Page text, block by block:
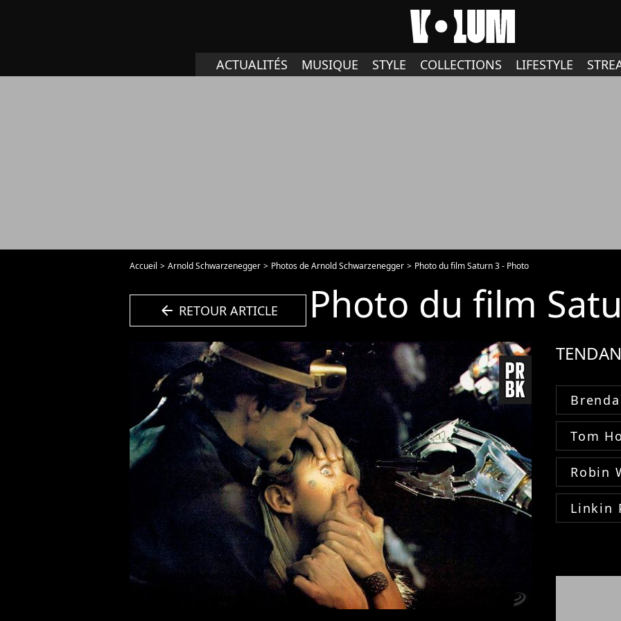
ACTUALITÉS MUSIQUE STYLE COLLECTIONS LIFESTYLE
Accueil Arnold Schwarzenegger Photos de Arnold Schwarzenegger Photo du film Saturn 3 - Photo
arrow_left RETOUR ARTICLE Photo du film
Tom
Robin
Linkin